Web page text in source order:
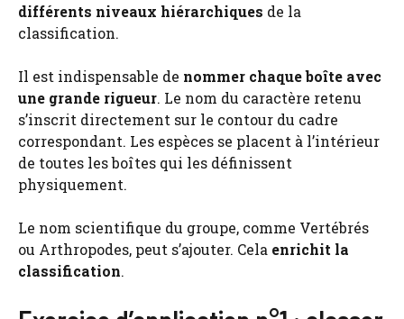
différents niveaux hiérarchiques de la
classification.
Il est indispensable de nommer chaque boîte avec
une grande rigueur. Le nom du caractère retenu
s’inscrit directement sur le contour du cadre
correspondant. Les espèces se placent à l’intérieur
de toutes les boîtes qui les définissent
physiquement.
Le nom scientifique du groupe, comme Vertébrés
ou Arthropodes, peut s’ajouter. Cela enrichit la
classification.